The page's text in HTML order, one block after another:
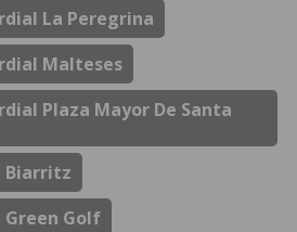
La Peregrina
Malteses
Plaza Mayor De Santa
Biarritz
Green Golf